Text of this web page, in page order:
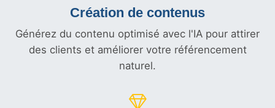
Création de contenus
Générez du contenu optimisé avec l'IA pour attirer
des clients et améliorer votre référencement
naturel.